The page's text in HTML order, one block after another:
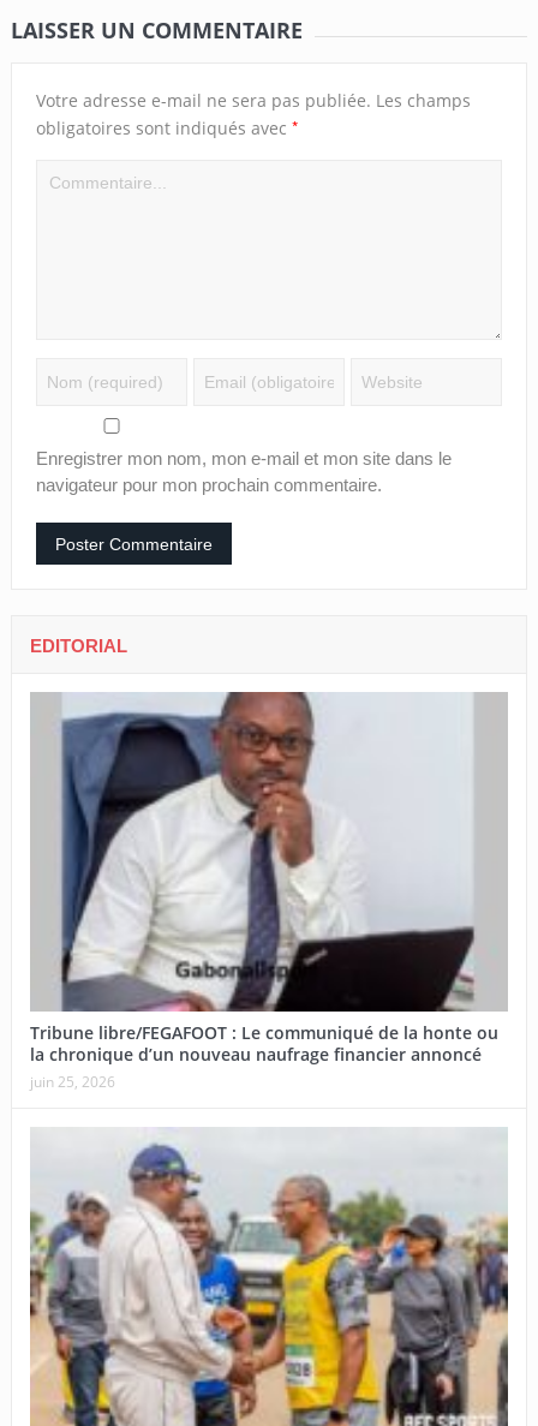
LAISSER UN COMMENTAIRE
Votre adresse e-mail ne sera pas publiée. Les champs
obligatoires sont indiqués avec *
Enregistrer mon nom, mon e-mail et mon site dans le
navigateur pour mon prochain commentaire.
EDITORIAL
Tribune libre/FEGAFOOT : Le communiqué de la honte ou
la chronique d’un nouveau naufrage financier annoncé
juin 25, 2026